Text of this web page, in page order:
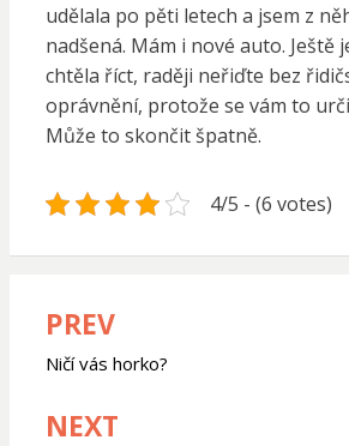
udělala po pěti letech a jsem z
nadšená. Mám i nové auto. Ještě
chtěla říct, raději neřiďte bez
oprávnění, protože se vám to
Může to skončit špatně.
4/5 - (6 votes)
Navigace
pro
příspěvek
PREV
Ničí vás horko?
NEXT